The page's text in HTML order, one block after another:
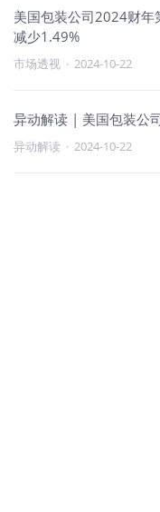
美国包装公司2024财
减少1.49%
市场透视 · 2024-10-22
异动解读 | 美国包装公
异动解读 · 2024-10-22